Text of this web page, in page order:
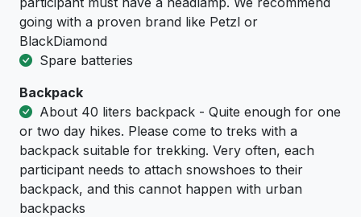
going with a proven brand like Petzl or
BlackDiamond
Spare batteries
Backpack
About 40 liters backpack - Quite enough for one
or two day hikes. Please come to treks with a
backpack suitable for trekking. Very often, each
participant needs to attach snowshoes to their
backpack, and this cannot happen with urban
backpacks